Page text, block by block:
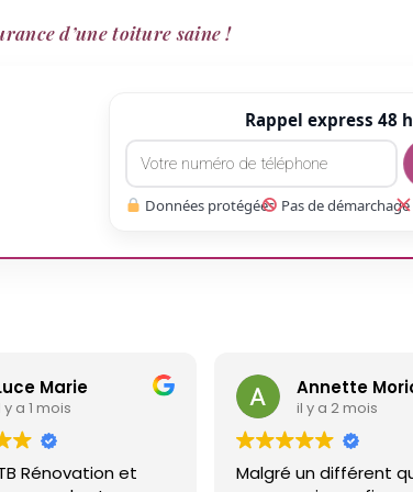
d’une toiture saine !
Rappel express 48 h
Données protégées Pas de démarchage
et
Annette Moriou
il y a 2 mois
Malgré un différent que nous